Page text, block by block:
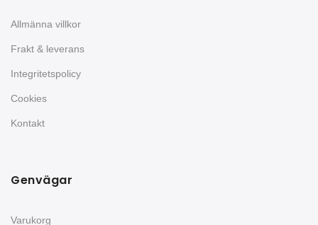
Allmänna villkor
Frakt & leverans
Integritetspolicy
Cookies
Kontakt
Genvägar
Varukorg